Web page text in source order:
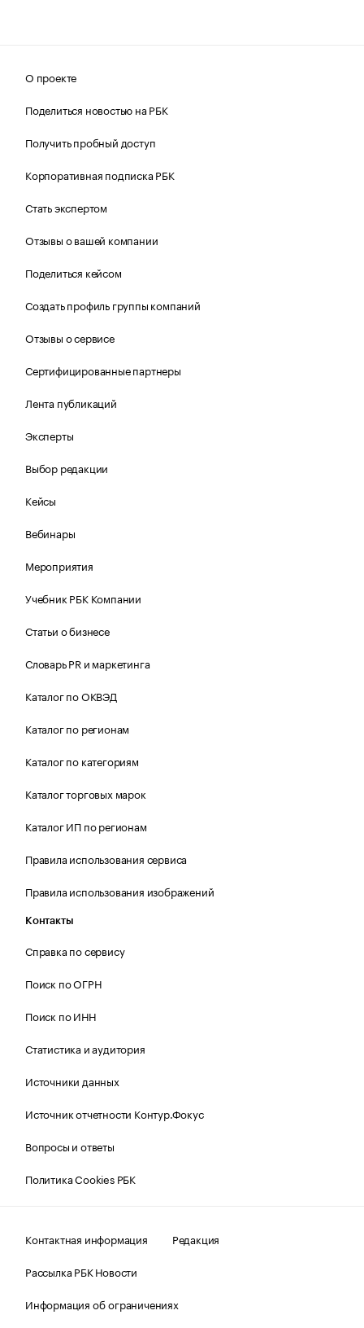
О проекте
Поделиться новостью на РБК
Получить пробный доступ
Корпоративная подписка РБК
Стать экспертом
Отзывы о вашей компании
Поделиться кейсом
Создать профиль группы компаний
Отзывы о сервисе
Сертифицированные партнеры
Лента публикаций
Эксперты
Выбор редакции
Кейсы
Вебинары
Мероприятия
Учебник РБК Компании
Статьи о бизнесе
Словарь PR и маркетинга
Каталог по ОКВЭД
Каталог по регионам
Каталог по категориям
Каталог торговых марок
Каталог ИП по регионам
Правила использования сервиса
Правила использования изображений
Контакты
Справка по сервису
Поиск по ОГРН
Поиск по ИНН
Статистика и аудитория
Источники данных
Источник отчетности Контур.Фокус
Вопросы и ответы
Политика Cookies РБК
Контактная информация
Редакция
Рассылка РБК Новости
Информация об ограничениях